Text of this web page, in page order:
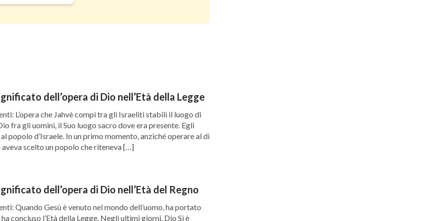
eppure vuoi ancora discendere con
passaggio della tua fede in Dio: sei stato
Di conseguenza, non sarai degno di
perché hai saltato un passaggio nell’opera di
principale per la trasformazione e la
solo redento, non puoi ricevere
e all’identità” in “La Parola appare nella
che sono impuri non sono autorizzati a
Anche se forse hai svolto molto lavoro e
dell’opera di Dio nell’Età della Legge
L’opera che Jahvè compì tra gli Israeliti stabilì il luogo di
fra gli uomini, il Suo luogo sacro dove era presente. Egli
popolo d’Israele. In un primo momento, anziché operare al di
scelto un popolo che riteneva […]
dell’opera di Dio nell’Età del Regno
Quando Gesù è venuto nel mondo dell’uomo, ha portato
ha concluso l’Età della Legge. Negli ultimi giorni, Dio Si è